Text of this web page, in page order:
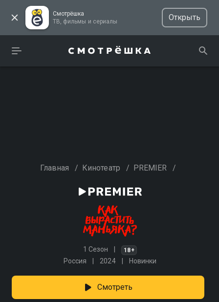
Смотрёшка
ТВ, фильмы и сериалы
Открыть
Главная / Кинотеатр / PREMIER /
1 Сезон 18+
Россия 2024 Новинки
Смотреть